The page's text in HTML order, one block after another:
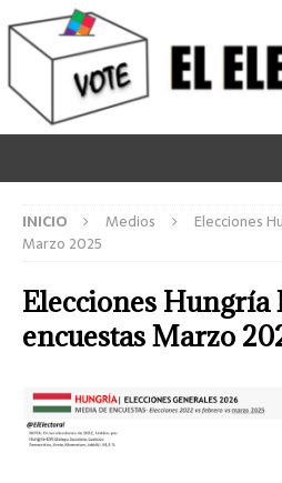
INICIO Medios
Elecciones
Marzo 2025
Elecciones Hungría
encuestas Marzo